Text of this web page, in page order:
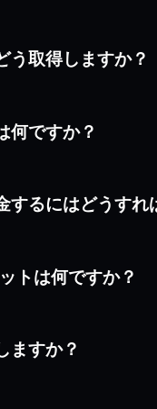
う取得しますか？
何ですか？
るにはどうすれ
トは何ですか？
ますか？